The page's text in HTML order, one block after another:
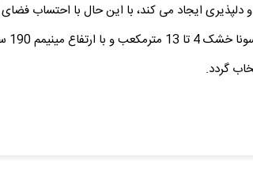
می کند، با این حال با احتساب فضای ایمنی دور هیتر، تنها کمتر 0.5 متر